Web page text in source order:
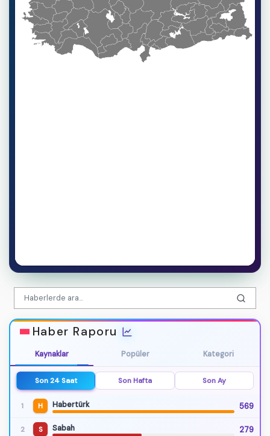
Haber Raporu
Kaynaklar Popüler Kategori
Son 24 Saat Son Hafta Son Ay
1 H Habertürk 569
2 S Sabah 279